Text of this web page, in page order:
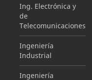
Ing. Electrónica y
de
Telecomunicaciones
Ingeniería
Industrial
Ingeniería